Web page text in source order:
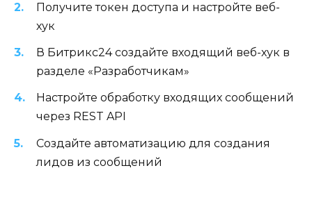
Получите токен доступа и настройте веб-
хук
В Битрикс24 создайте входящий веб-хук в
разделе «Разработчикам»
Настройте обработку входящих сообщений
через REST API
Создайте автоматизацию для создания
лидов из сообщений